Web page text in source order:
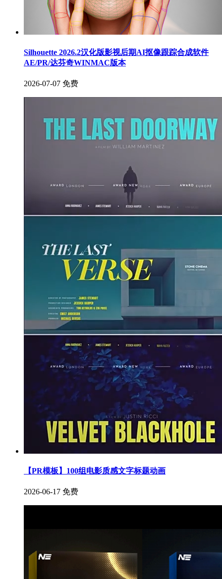
Silhouette 2026.2汉化版影视后期AI抠像跟踪合成软件
AE/PR/达芬奇WINMAC版本
2026-07-07 免费
【PR模板】100组电影质感文字标题动画
2026-06-17 免费